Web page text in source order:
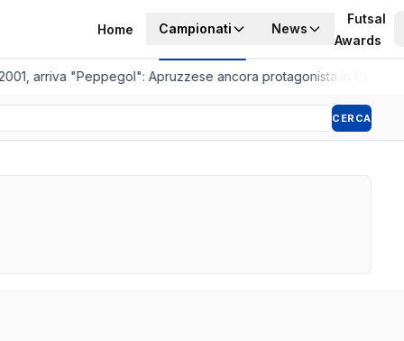
Home Campionati News
Futsal
Awards
arriva "Peppegol": Apruzzese ancora protagonista in C2
CERCA